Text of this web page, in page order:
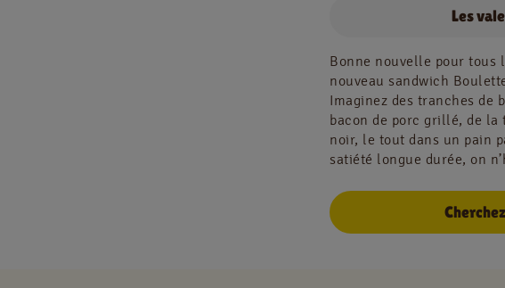
Les
Bonne nouvelle pour
nouveau sandwich
Imaginez des tranches de
bacon de porc grillé, de la
noir, le tout dans un pain
satiété longue durée, on